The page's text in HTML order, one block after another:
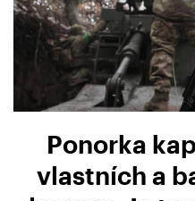
Ponorka
vlastních a